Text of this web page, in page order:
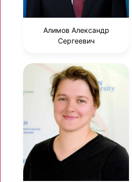
Алимов Александр
Сергеевич